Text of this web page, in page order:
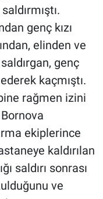
genç kızı
elinden ve
genç
kaçmıştı.
rağmen izini
ekiplerince
kaldırılan
saldırı sonrası
ve